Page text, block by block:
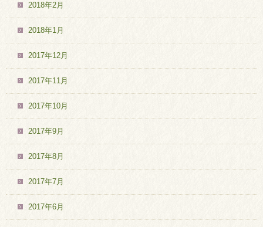
2018年2月
2018年1月
2017年12月
2017年11月
2017年10月
2017年9月
2017年8月
2017年7月
2017年6月